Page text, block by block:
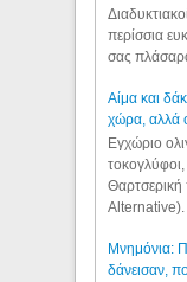
περίσσια
σας
Αίμα και
χώρα, αλλά
Εγχώριο
Alternative).
Μνημόνια:
δάνεισαν,